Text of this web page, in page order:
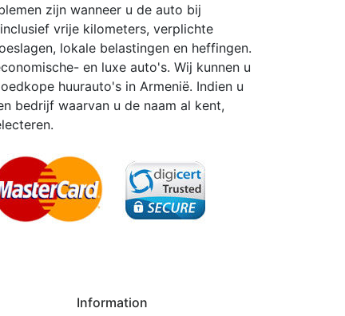
zijn wanneer u de auto bij
vrije kilometers, verplichte
lokale belastingen en heffingen.
en luxe auto's. Wij kunnen u
huurauto's in Armenië. Indien u
bedrijf waarvan u de naam al kent,
Information